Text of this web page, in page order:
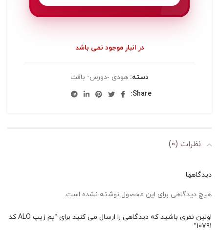
در انبار موجود نمی باشد
دسته: هودی ‐دورس- بافت
Share:
نظرات (0)
دیدگاهها
هیچ دیدگاهی برای این محصول نوشته نشده است.
اولین نفری باشید که دیدگاهی را ارسال می کنید برای “يم زيپ ALO کد
10791”